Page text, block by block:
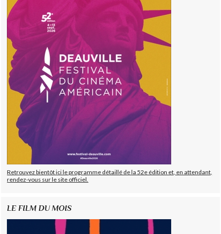
Retrouvez bientôt ici le programme détaillé de la 52e édition et, en attendant,
rendez-vous sur le site officiel.
LE FILM DU MOIS